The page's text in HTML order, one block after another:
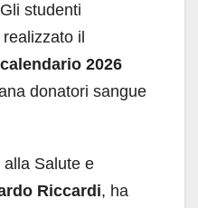
studenti
il
calendario 2026
donatori sangue
alla Salute e
Riccardi, ha